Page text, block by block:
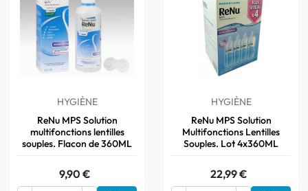
HYGIÈNE
ReNu MPS Solution
multifonctions lentilles
souples. Flacon de 360ML
9,90 €
HYGIÈNE
ReNu MPS Solution
Multifonctions Lentilles
Souples. Lot 4x360ML
22,99 €